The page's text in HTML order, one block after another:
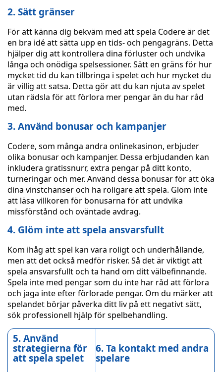
2. Sätt gränser
För att känna dig bekväm med att spela Codere är det
en bra idé att sätta upp en tids- och pengagräns. Detta
hjälper dig att kontrollera dina förluster och undvika
långa och onödiga spelsessioner. Sätt en gräns för hur
mycket tid du kan tillbringa i spelet och hur mycket du
är villig att satsa. Detta gör att du kan njuta av spelet
utan rädsla för att förlora mer pengar än du har råd
med.
3. Använd bonusar och kampanjer
Codere, som många andra onlinekasinon, erbjuder
olika bonusar och kampanjer. Dessa erbjudanden kan
inkludera gratissnurr, extra pengar på ditt konto,
turneringar och mer. Använd dessa bonusar för att öka
dina vinstchanser och ha roligare att spela. Glöm inte
att läsa villkoren för bonusarna för att undvika
missförstånd och oväntade avdrag.
4. Glöm inte att spela ansvarsfullt
Kom ihåg att spel kan vara roligt och underhållande,
men att det också medför risker. Så det är viktigt att
spela ansvarsfullt och ta hand om ditt välbefinnande.
Spela inte med pengar som du inte har råd att förlora
och jaga inte efter förlorade pengar. Om du märker att
spelandet börjar påverka ditt liv på ett negativt sätt,
sök professionell hjälp för spelbehandling.
5. Använd
strategierna för
att spela spelet
6. Ta kontakt med andra
spelare